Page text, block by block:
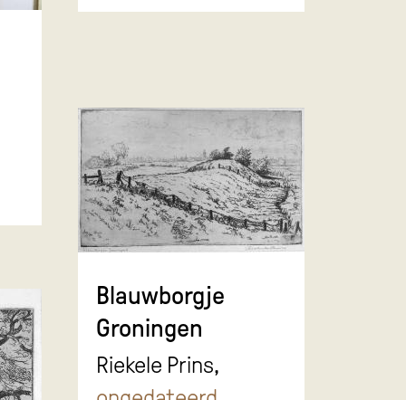
Blauwborgje
Groningen
Riekele Prins,